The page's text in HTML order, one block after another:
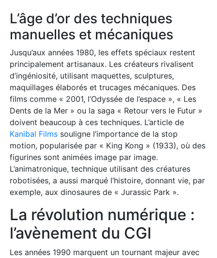
L’âge d’or des techniques
manuelles et mécaniques
Jusqu’aux années 1980, les effets spéciaux restent
principalement artisanaux. Les créateurs rivalisent
d’ingéniosité, utilisant maquettes, sculptures,
maquillages élaborés et trucages mécaniques. Des
films comme « 2001, l’Odyssée de l’espace », « Les
Dents de la Mer » ou la saga « Retour vers le Futur »
doivent beaucoup à ces techniques. L’article de
Kanibal Films souligne l’importance de la stop
motion, popularisée par « King Kong » (1933), où des
figurines sont animées image par image.
L’animatronique, technique utilisant des créatures
robotisées, a aussi marqué l’histoire, donnant vie, par
exemple, aux dinosaures de « Jurassic Park ».
La révolution numérique :
l’avènement du CGI
Les années 1990 marquent un tournant majeur avec